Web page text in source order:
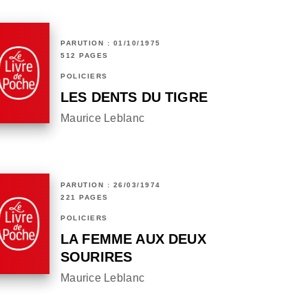
PARUTION : 01/10/1975
512 PAGES
POLICIERS
LES DENTS DU TIGRE
Maurice Leblanc
PARUTION : 26/03/1974
221 PAGES
POLICIERS
LA FEMME AUX DEUX
SOURIRES
Maurice Leblanc